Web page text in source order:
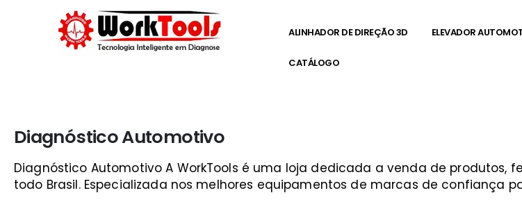
ALINHADOR DE DIREÇÃO 3D ELEVADOR
CATÁLOGO
Diagnóstico Automotivo
Diagnóstico Automotivo A WorkTools é uma loja dedicada a venda de
todo Brasil. Especializada nos melhores equipamentos de marcas de confiança